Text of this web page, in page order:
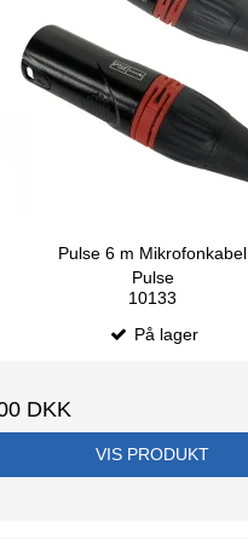
Pulse 6 m Mikrofonkabel
Pulse
10133
På lager
DKK
VIS PRODUKT